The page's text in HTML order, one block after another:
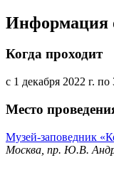
Информация
Когда проходит
с 1 декабря 2022 г. по
Место
Музей-заповедник
Москва, пр. Ю.В.